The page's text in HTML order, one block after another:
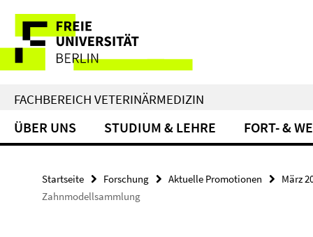
direkt
Inhalt
Service-
Navigation
FACHBEREICH VETERINÄRMEDIZIN
ÜBER UNS STUDIUM & LEHRE FORT- &
Startseite Forschung Aktuelle Promotionen März
Zahnmodellsammlung